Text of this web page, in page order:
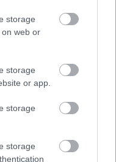
storage
web or
storage
or app.
storage
storage
'Αμεσα μέτρα για